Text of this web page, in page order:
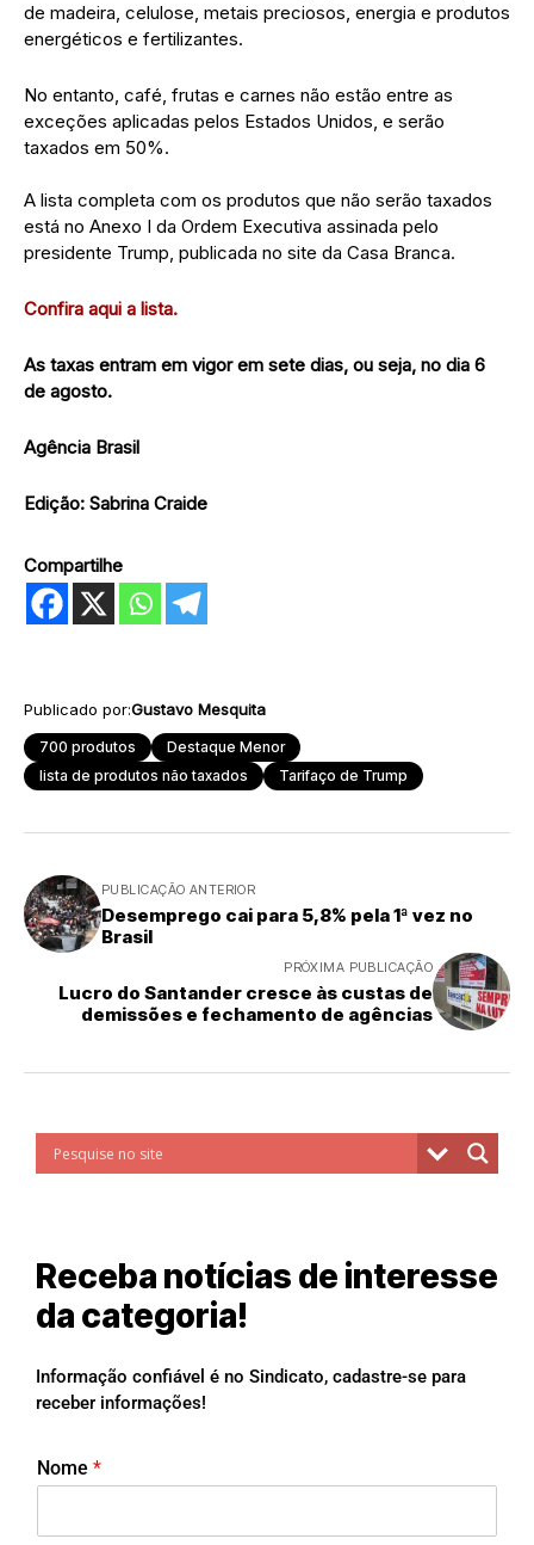
de madeira, celulose, metais preciosos, energia e produtos
energéticos e fertilizantes.
No entanto, café, frutas e carnes não estão entre as
exceções aplicadas pelos Estados Unidos, e serão
taxados em 50%.
A lista completa com os produtos que não serão taxados
está no Anexo I da Ordem Executiva assinada pelo
presidente Trump, publicada no site da Casa Branca.
Confira aqui a lista.
As taxas entram em vigor em sete dias, ou seja, no dia 6
de agosto.
Agência Brasil
Edição: Sabrina Craide
Compartilhe
Publicado por:Gustavo Mesquita
700 produtos
Destaque Menor
lista de produtos não taxados
Tarifaço de Trump
PUBLICAÇÃO ANTERIOR
Desemprego cai para 5,8% pela 1ª vez no
Brasil
PRÓXIMA PUBLICAÇÃO
Lucro do Santander cresce às custas de
demissões e fechamento de agências
Receba notícias de interesse
da categoria!
Informação confiável é no Sindicato, cadastre-se para
receber informações!
Nome *